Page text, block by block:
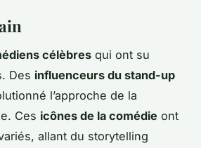
célèbres qui ont su
Des influenceurs du stand-up
l’approche de la
Ces icônes de la comédie ont
allant du storytelling